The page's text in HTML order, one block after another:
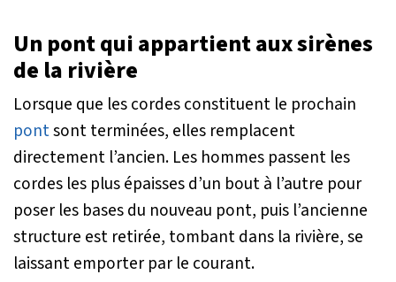
Un pont qui appartient aux sirènes
de la rivière
Lorsque que les cordes constituent le prochain
pontsont terminées, elles remplacent
directement l’ancien. Les hommes passent les
cordes les plus épaisses d’un bout à l’autre pour
poser les bases du nouveau pont, puis l’ancienne
structure est retirée, tombant dans la rivière, se
laissant emporter par le courant.